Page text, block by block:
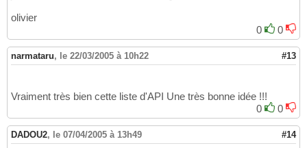
olivier
0
0
narmataru, le 22/03/2005 à 10h22 #13
Vraiment très bien cette liste d'API Une très bonne idée !!!
0
0
DADOU2, le 07/04/2005 à 13h49 #14